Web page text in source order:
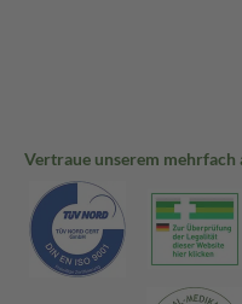
Vertraue unserem mehrfach